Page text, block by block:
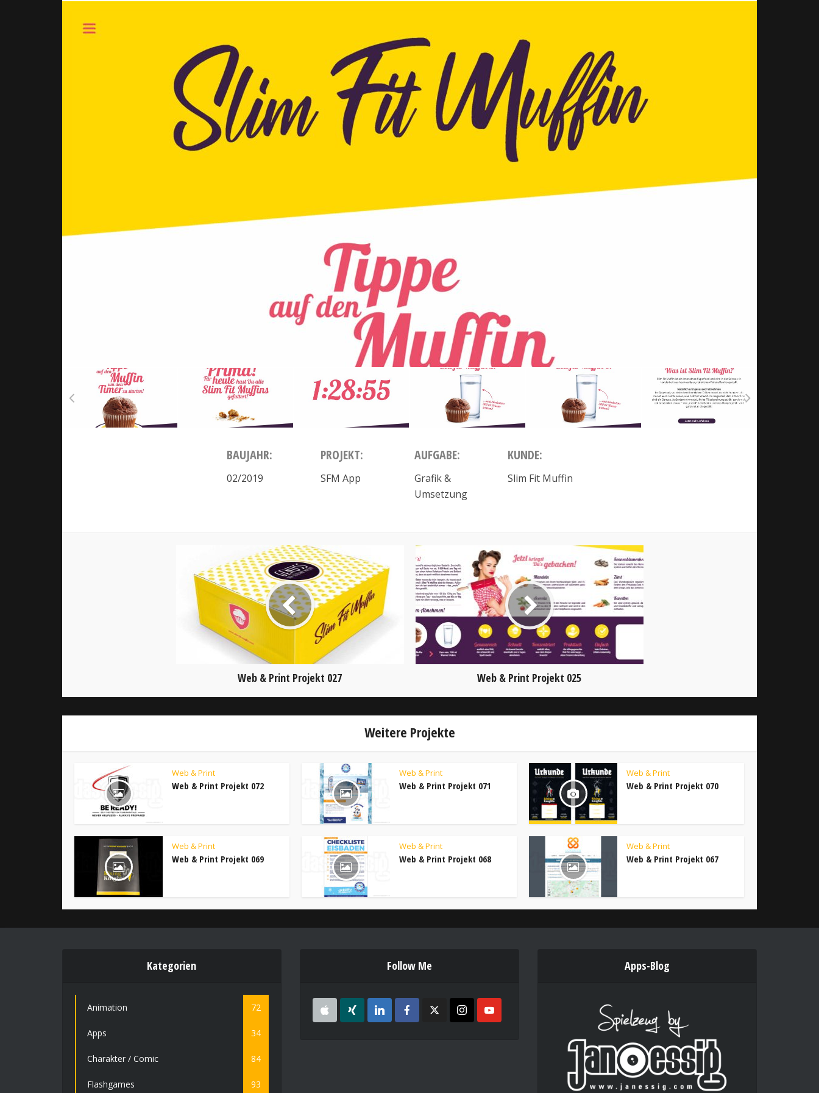
BAUJAHR:
02/2019
PROJEKT:
SFM App
AUFGABE:
Grafik &
Umsetzung
KUNDE:
Slim Fit Muffin
Web & Print Projekt 027 Web & Print Projekt 025
Weitere Projekte
Web & Print
Web & Print Projekt 072
Web & Print
Web & Print Projekt 071
Web & Print
Web & Print Projekt 070
Web & Print
Web & Print Projekt 069
Web & Print
Web & Print Projekt 068
Web & Print
Web & Print Projekt 067
Kategorien
Animation 72
Apps 34
Charakter / Comic 84
Flashgames 93
Follow Me Apps-Blog